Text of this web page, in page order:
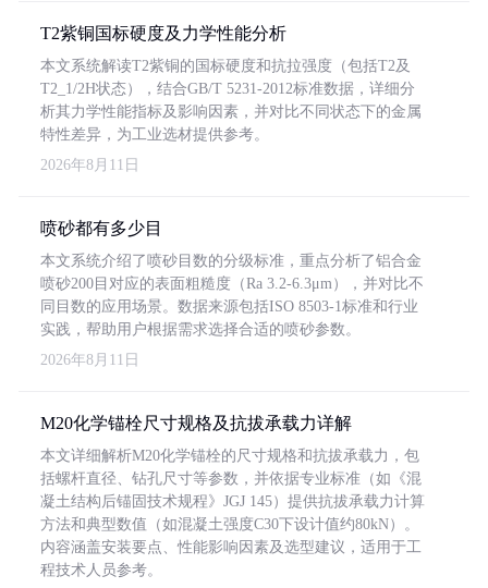
T2紫铜国标硬度及力学性能分析
本文系统解读T2紫铜的国标硬度和抗拉强度（包括T2及
T2_1/2H状态），结合GB/T 5231-2012标准数据，详细分
析其力学性能指标及影响因素，并对比不同状态下的金属
特性差异，为工业选材提供参考。
2026年8月11日
喷砂都有多少目
本文系统介绍了喷砂目数的分级标准，重点分析了铝合金
喷砂200目对应的表面粗糙度（Ra 3.2-6.3μm），并对比不
同目数的应用场景。数据来源包括ISO 8503-1标准和行业
实践，帮助用户根据需求选择合适的喷砂参数。
2026年8月11日
M20化学锚栓尺寸规格及抗拔承载力详解
本文详细解析M20化学锚栓的尺寸规格和抗拔承载力，包
括螺杆直径、钻孔尺寸等参数，并依据专业标准（如《混
凝土结构后锚固技术规程》JGJ 145）提供抗拔承载力计算
方法和典型数值（如混凝土强度C30下设计值约80kN）。
内容涵盖安装要点、性能影响因素及选型建议，适用于工
程技术人员参考。